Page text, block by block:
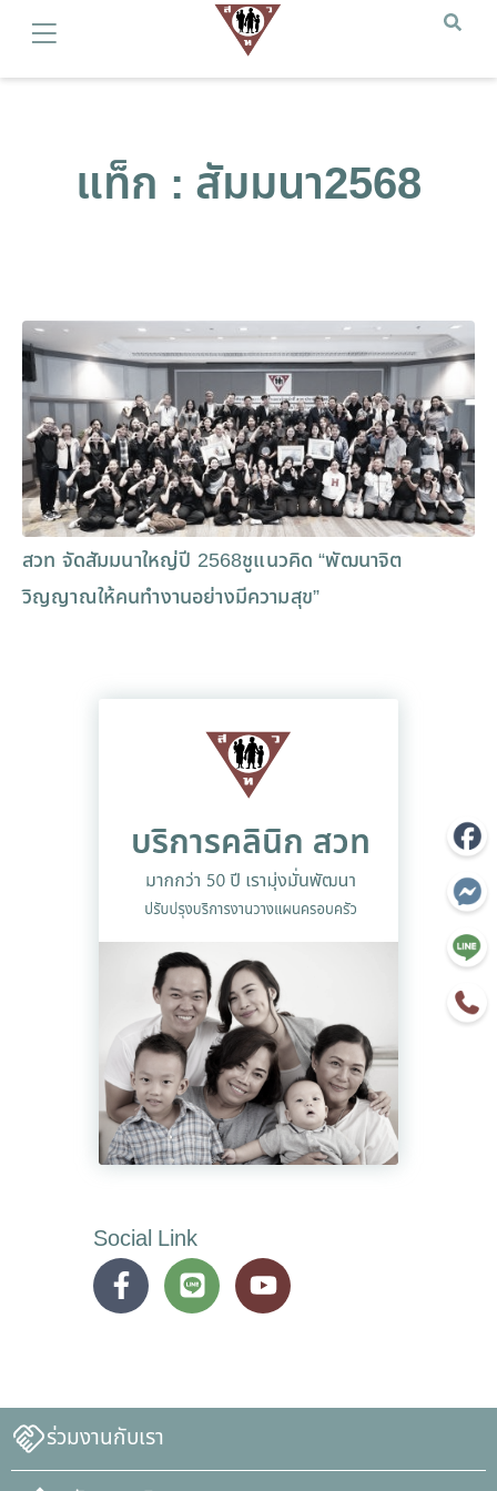
แท็ก : สัมมนา2568
สวท จัดสัมมนาใหญ่ปี 2568ชูแนวคิด “พัฒนาจิต
วิญญาณให้คนทำงานอย่างมีความสุข”
Social Link
ร่วมงานกับเรา